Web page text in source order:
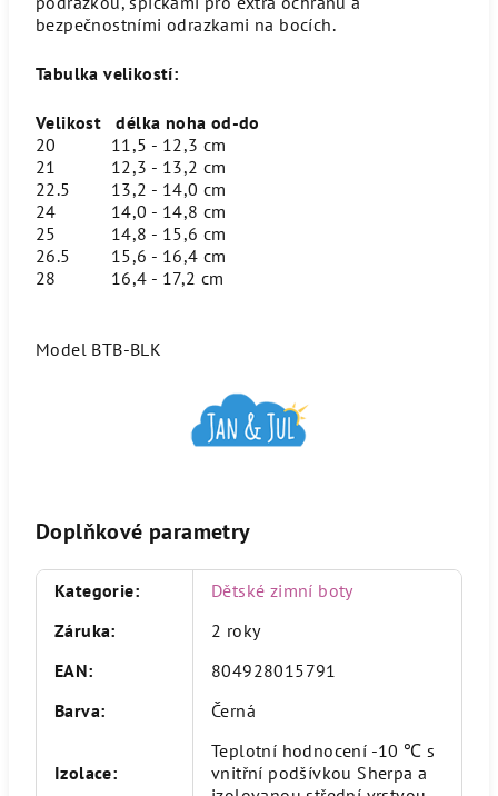
bezpečnostními odrazkami na bocích.
Tabulka velikostí:
Velikost
délka noha od-do
20
11,5 - 12,3 cm
21
12,3 - 13,2 cm
22.5
13,2 - 14,0 cm
24
14,0 - 14,8 cm
25
14,8 - 15,6 cm
26.5
15,6 - 16,4 cm
28
16,4 - 17,2 cm
Model BTB-BLK
Doplňkové parametry
Kategorie:
Dětské zimní boty
Záruka:
2 roky
EAN:
804928015791
Barva: Černá
Izolace:
Teplotní hodnocení -10 ℃ s
vnitřní podšívkou Sherpa a